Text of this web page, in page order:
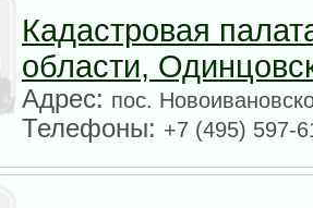
Кадастровая
области,
Адрес:пос.
Телефоны:+7 (495) 597-